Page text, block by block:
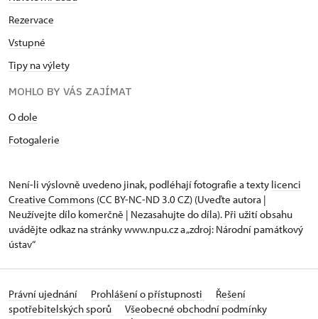
Rezervace
Vstupné
Tipy na výlety
MOHLO BY VÁS ZAJÍMAT
O dole
Fotogalerie
Není-li výslovně uvedeno jinak, podléhají fotografie a texty licenci
Creative Commons (CC BY-NC-ND 3.0 CZ) (Uveďte autora |
Neužívejte dílo komerčně | Nezasahujte do díla). Při užití obsahu
uvádějte odkaz na stránky www.npu.cz a „zdroj: Národní památkový
ústav“
Právní ujednání Prohlášení o přístupnosti
Řešení
spotřebitelských sporů
Všeobecné obchodní podmínky